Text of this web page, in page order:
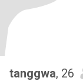
tanggwa, 26